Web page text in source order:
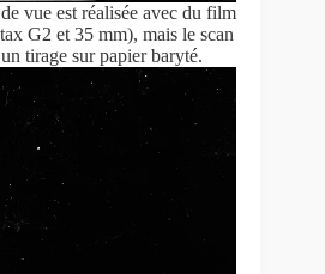
vue est réalisée avec du film
G2 et 35 mm), mais le scan
tirage sur papier baryté.